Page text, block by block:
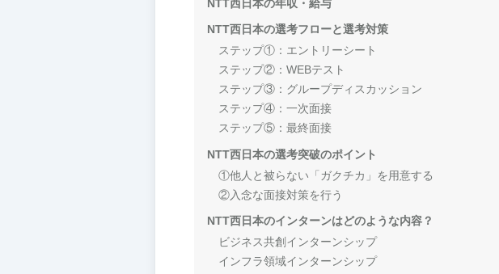
NTT西日本の年収・給与
NTT西日本の選考フローと選考対策
ステップ①：エントリーシート
ステップ②：WEBテスト
ステップ③：グループディスカッション
ステップ④：一次面接
ステップ⑤：最終面接
NTT西日本の選考突破のポイント
①他人と被らない「ガクチカ」を用意する
②入念な面接対策を行う
NTT西日本のインターンはどのような内容？
ビジネス共創インターンシップ
インフラ領域インターンシップ